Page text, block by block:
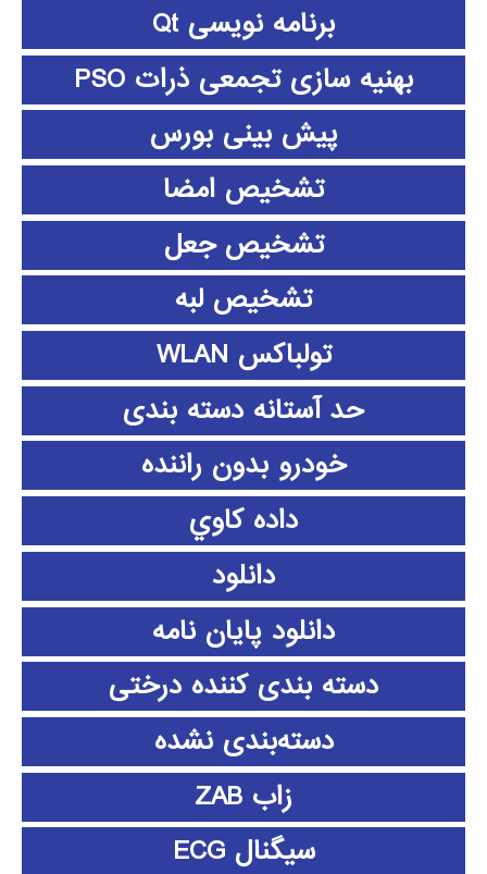
برنامه نویسی Qt
بهنیه سازی تجمعی ذرات PSO
پیش بینی بورس
تشخیص امضا
تشخیص جعل
تشخیص لبه
تولباکس WLAN
حد آستانه دسته بندی
خودرو بدون راننده
داده كاوي
دانلود
دانلود پايان نامه
دسته بندی کننده درختی
دسته‌بندی نشده
زاب ZAB
سیگنال ECG